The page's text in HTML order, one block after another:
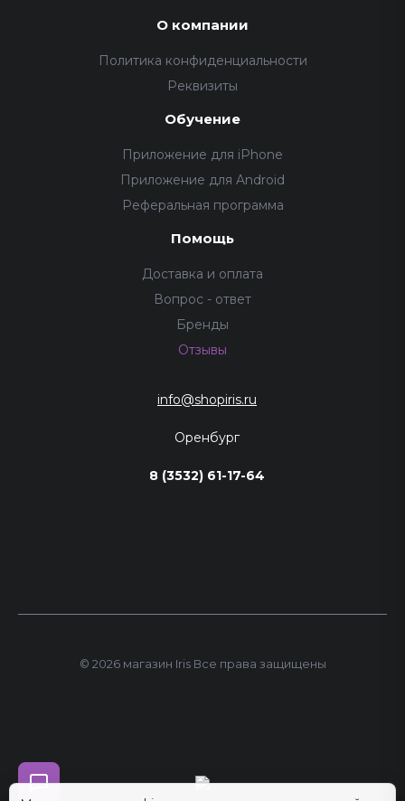
О компании
Политика конфиденциальности
Реквизиты
Обучение
Приложение для iPhone
Приложение для Android
Реферальная программа
Помощь
Доставка и оплата
Вопрос - ответ
Бренды
Отзывы
info@shopiris.ru
Оренбург
8 (3532) 61-17-64
© 2026 магазин Iris Все права защищены